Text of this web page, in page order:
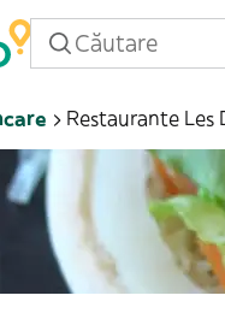
Restaurante Les